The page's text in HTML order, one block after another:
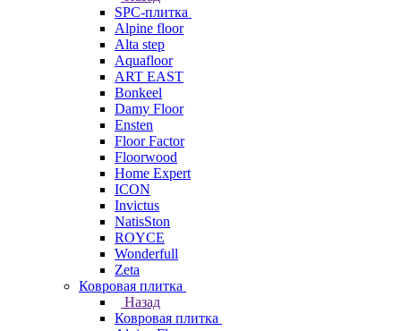
SPC-плитка
Alpine floor
Alta step
Aquafloor
ART EAST
Bonkeel
Damy Floor
Ensten
Floor Factor
Floorwood
Home Expert
ICON
Invictus
NatisSton
ROYCE
Wonderfull
Zeta
Ковровая плитка
Назад
Ковровая плитка